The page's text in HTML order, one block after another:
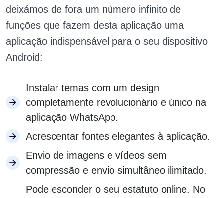
deixámos de fora um número infinito de
funções que fazem desta aplicação uma
aplicação indispensável para o seu dispositivo
Android:
Instalar temas com um design
completamente revolucionário e único na
aplicação WhatsApp.
Acrescentar fontes elegantes à aplicação.
Envio de imagens e vídeos sem
compressão e envio simultâneo ilimitado.
Pode esconder o seu estatuto online. No